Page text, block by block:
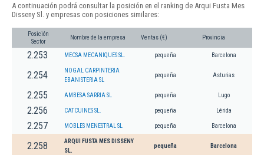
A continuación podrá consultar la posición en el ranking de Arqui Fusta Mes
Disseny Sl. y empresas con posiciones similares:
Posición
Sector
Nombre de la empresa Ventas (€) Provincia
2.253 MECSA MECANIQUES SL. pequeña Barcelona
2.254
NOGAL CARPINTERIA
EBANISTERIA SL
pequeña Asturias
2.255 AMBESA SARRIA SL pequeña Lugo
2.256 CATCUINES SL. pequeña Lérida
2.257 MOBLES MENESTRAL SL pequeña Barcelona
2.258
ARQUI FUSTA MES DISSENY
SL.
pequeña Barcelona